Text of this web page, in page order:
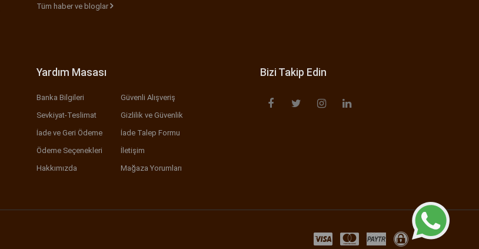
Tüm haber ve bloglar
Yardım Masası
Banka Bilgileri
Sevkiyat-Teslimat
İade ve Geri Ödeme
Ödeme Seçenekleri
Hakkımızda
Güvenli Alışveriş
Gizlilik ve Güvenlik
İade Talep Formu
İletişim
Mağaza Yorumları
Bizi Takip Edin